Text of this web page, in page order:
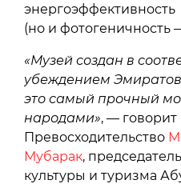
энергоэффективность
(но и фотогеничность
«Музей создан в
убеждением Эмиратов
это самый прочный
народами», — говорит
Превосходительство
Мубарак,
культуры и туризма